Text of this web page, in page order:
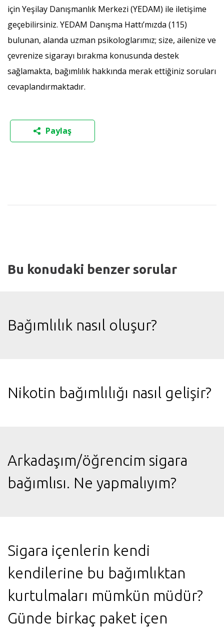
için Yeşilay Danışmanlık Merkezi (YEDAM) ile iletişime
geçebilirsiniz. YEDAM Danışma Hattı’mızda (115)
bulunan, alanda uzman psikologlarımız; size, ailenize ve
çevrenize sigarayı bırakma konusunda destek
sağlamakta, bağımlılık hakkında merak ettiğiniz soruları
cevaplandırmaktadır.
Paylaş
Bu konudaki benzer sorular
Bağımlılık nasıl oluşur?
Nikotin bağımlılığı nasıl gelişir?
Arkadaşım/öğrencim sigara
bağımlısı. Ne yapmalıyım?
Sigara içenlerin kendi
kendilerine bu bağımlıktan
kurtulmaları mümkün müdür?
Günde birkaç paket içen